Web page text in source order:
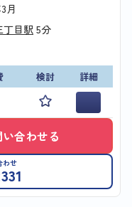
月
丁目駅 5分
検討
詳細
合わせる
わせ